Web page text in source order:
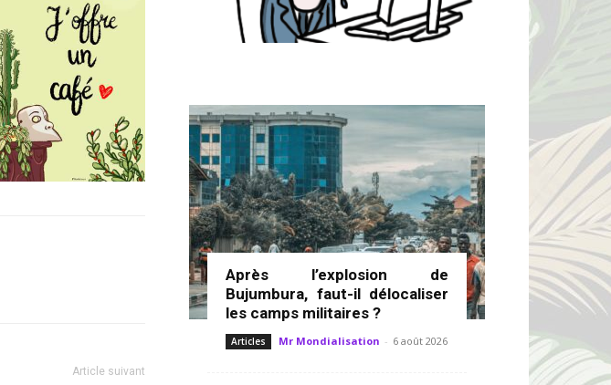
Article suivant
Après l’explosion de
Bujumbura, faut-il délocaliser
les camps militaires ?
Articles Mr Mondialisation - 6 août 2026